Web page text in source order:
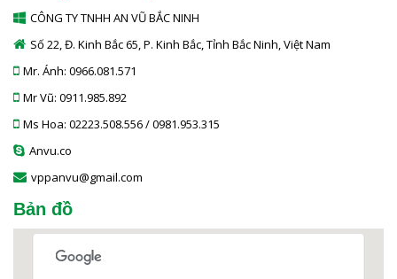
CÔNG TY TNHH AN VŨ BẮC NINH
Số 22, Đ. Kinh Bắc 65, P. Kinh Bắc, Tỉnh Bắc Ninh, Việt Nam
Mr. Ánh: 0966.081.571
Mr Vũ: 0911.985.892
Ms Hoa: 02223.508.556 / 0981.953.315
Anvu.co
vppanvu@gmail.com
Bản đồ